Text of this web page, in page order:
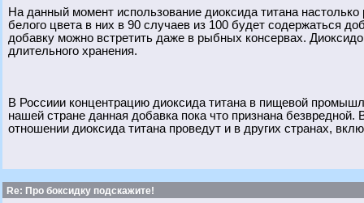
На данный момент использование диоксида титана
белого цвета в них в 90 случаев из 100 будет содержаться
добавку можно встретить даже в рыбных консервах.
длительного хранения.
В Россиии концентрацию диоксида титана в пищевой
нашей стране данная добавка пока что признана
отношении диоксида титана проведут и в других странах,
Re: Про боксидку подскажите!